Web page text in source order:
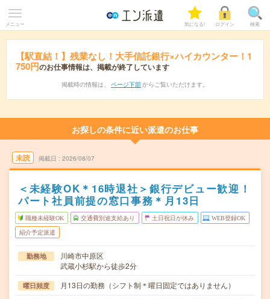
メニュー 気になる! ログイン 検索
【駅直結！】残業なし！大手信託銀行×ハイカウンター！1
750円のお仕事情報は、掲載が終了しています
掲載時の情報は、 ページ下部 からご覧いただけます。
お探しの条件に近い派遣のお仕事
未読 掲載日 2026/08/07
＜未経験OK＊16時退社＞銀行デビュー歓迎！
パート社員前提の窓口事務＊月13日
職種未経験OK 交通費別途支給あり 土日祝日が休み WEB登録OK
紹介予定派遣
勤務地
川崎市中原区
武蔵小杉駅から徒歩2分
曜日頻度 月13日の勤務（シフト制＊曜日固定ではありません）